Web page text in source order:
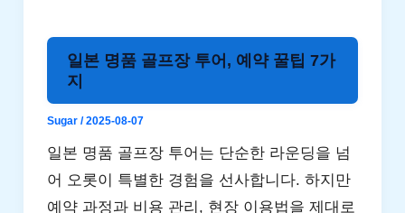
일본 명품 골프장 투어, 예약 꿀팁 7가
지
Sugar /2025-08-07
일본 명품 골프장 투어는 단순한 라운딩을 넘
어 오롯이 특별한 경험을 선사합니다. 하지만
예약 과정과 비용 관리, 현장 이용법을 제대로